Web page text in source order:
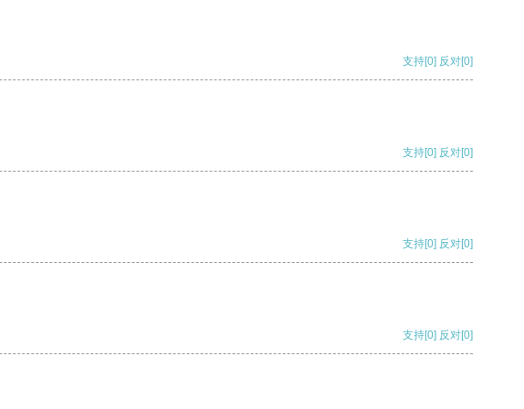
支持[0] 反对[0]
支持[0] 反对[0]
支持[0] 反对[0]
支持[0] 反对[0]